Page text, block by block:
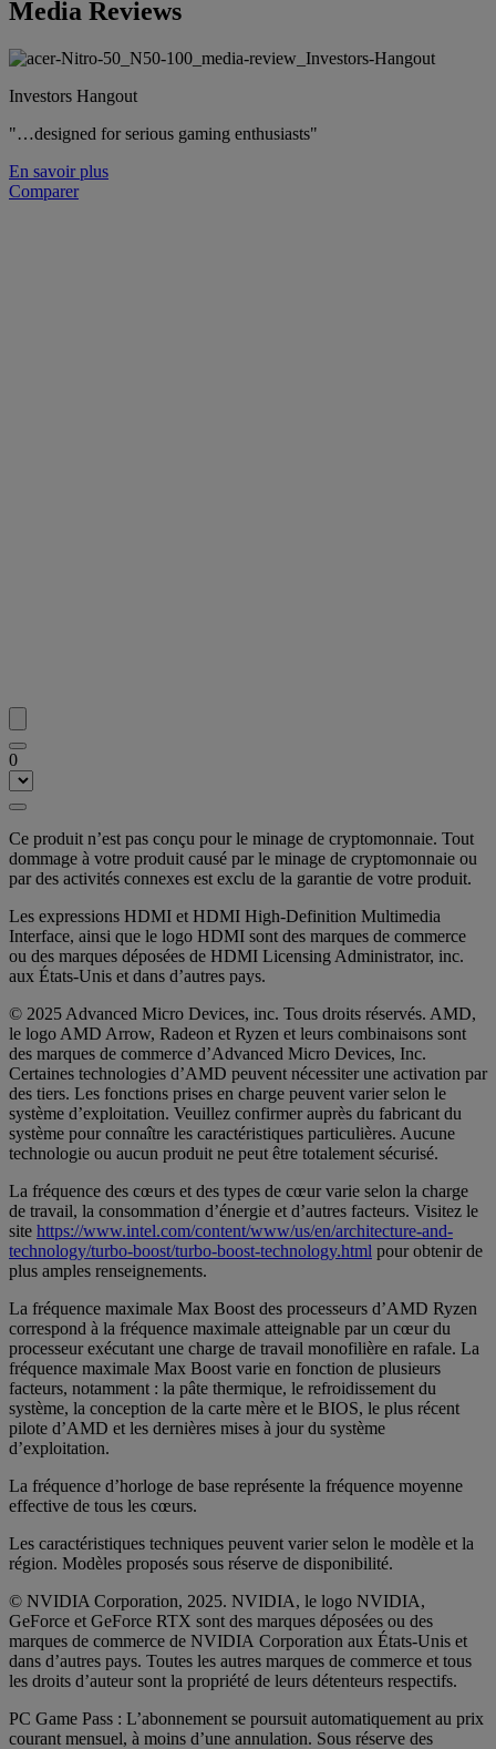
Media Reviews
Investors Hangout
"…designed for serious gaming enthusiasts"
En savoir plus
Comparer
0
Ce produit n’est pas conçu pour le minage de cryptomonnaie. Tout
dommage à votre produit causé par le minage de cryptomonnaie ou
par des activités connexes est exclu de la garantie de votre produit.
Les expressions HDMI et HDMI High-Definition Multimedia
Interface, ainsi que le logo HDMI sont des marques de commerce
ou des marques déposées de HDMI Licensing Administrator, inc.
aux États-Unis et dans d’autres pays.
© 2025 Advanced Micro Devices, inc. Tous droits réservés. AMD,
le logo AMD Arrow, Radeon et Ryzen et leurs combinaisons sont
des marques de commerce d’Advanced Micro Devices, Inc.
Certaines technologies d’AMD peuvent nécessiter une activation par
des tiers. Les fonctions prises en charge peuvent varier selon le
système d’exploitation. Veuillez confirmer auprès du fabricant du
système pour connaître les caractéristiques particulières. Aucune
technologie ou aucun produit ne peut être totalement sécurisé.
La fréquence des cœurs et des types de cœur varie selon la charge
de travail, la consommation d’énergie et d’autres facteurs. Visitez le
site https://www.intel.com/content/www/us/en/architecture-and-
technology/turbo-boost/turbo-boost-technology.html pour obtenir de
plus amples renseignements.
La fréquence maximale Max Boost des processeurs d’AMD Ryzen
correspond à la fréquence maximale atteignable par un cœur du
processeur exécutant une charge de travail monofilière en rafale. La
fréquence maximale Max Boost varie en fonction de plusieurs
facteurs, notamment : la pâte thermique, le refroidissement du
système, la conception de la carte mère et le BIOS, le plus récent
pilote d’AMD et les dernières mises à jour du système
d’exploitation.
La fréquence d’horloge de base représente la fréquence moyenne
effective de tous les cœurs.
Les caractéristiques techniques peuvent varier selon le modèle et la
région. Modèles proposés sous réserve de disponibilité.
© NVIDIA Corporation, 2025. NVIDIA, le logo NVIDIA,
GeForce et GeForce RTX sont des marques déposées ou des
marques de commerce de NVIDIA Corporation aux États-Unis et
dans d’autres pays. Toutes les autres marques de commerce et tous
les droits d’auteur sont la propriété de leurs détenteurs respectifs.
PC Game Pass : L’abonnement se poursuit automatiquement au prix
courant mensuel, à moins d’une annulation. Sous réserve des